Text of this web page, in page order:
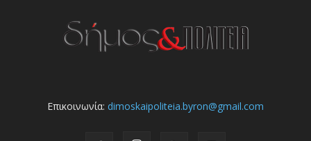
Επικοινωνία: dimoskaipoliteia.byron@gmail.com